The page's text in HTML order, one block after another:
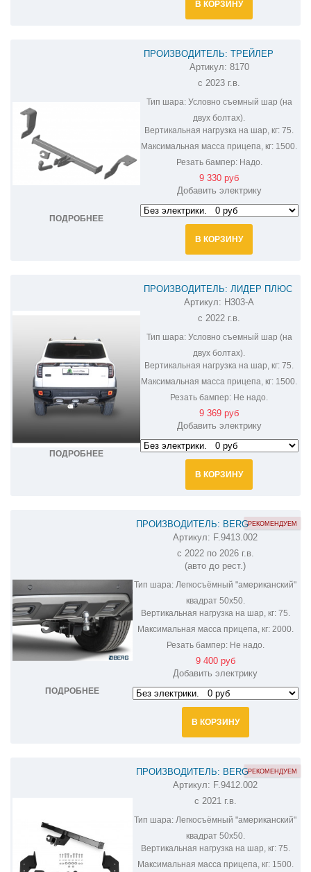
В КОРЗИНУ
ПОДРОБНЕЕ
ПРОИЗВОДИТЕЛЬ: ТРЕЙЛЕР
ФАРКОП НА HAVAL M6 8170
Артикул: 8170
с 2023 г.в.
Тип шара:Условно съемный шар (на
двух болтах).
Вертикальная нагрузка на шар, кг: 75.
Максимальная масса прицепа, кг: 1500.
Резать бампер:Надо.
9 330 руб
Добавить электрику
В КОРЗИНУ
ПОДРОБНЕЕ
ПРОИЗВОДИТЕЛЬ: ЛИДЕР ПЛЮС
ФАРКОП НА HAVAL DARGO H303-A
Артикул: H303-A
с 2022 г.в.
Тип шара:Условно съемный шар (на
двух болтах).
Вертикальная нагрузка на шар, кг: 75.
Максимальная масса прицепа, кг: 1500.
Резать бампер: Не надо.
9 369 руб
Добавить электрику
В КОРЗИНУ
ПОДРОБНЕЕ
ПРОИЗВОДИТЕЛЬ: BERG
ФАРКОП НА HAVAL DARGO F.9413.002
Артикул: F.9413.002
с 2022 по 2026 г.в.
(авто до рест.)
Тип шара: Легкосъёмный "американский"
квадрат 50х50.
Вертикальная нагрузка на шар, кг:75.
Максимальная масса прицепа, кг:2000.
Резать бампер:Не надо.
РЕКОМЕНДУЕМ
9 400 руб
Добавить электрику
В КОРЗИНУ
ПРОИЗВОДИТЕЛЬ: BERG
ФАРКОП НА HAVAL JOLION F.9412.002
Артикул: F.9412.002
с 2021 г.в.
Тип шара: Легкосъёмный "американский"
квадрат 50х50.
Вертикальная нагрузка на шар, кг:75.
Максимальная масса прицепа, кг:1500.
РЕКОМЕНДУЕМ